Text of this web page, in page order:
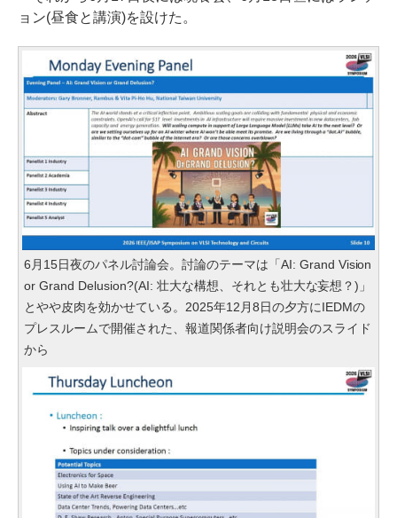
ョン(昼食と講演)を設けた。
6月15日夜のパネル討論会。討論のテーマは「AI: Grand Vision
or Grand Delusion?(AI: 壮大な構想、それとも壮大な妄想？)」
とやや皮肉を効かせている。2025年12月8日の夕方にIEDMの
プレスルームで開催された、報道関係者向け説明会のスライド
から